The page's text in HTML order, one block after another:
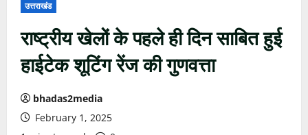
उत्तराखंड
राष्ट्रीय खेलों के पहले ही दिन साबित हुई
हाईटेक शूटिंग रेंज की गुणवत्ता
bhadas2media
February 1, 2025